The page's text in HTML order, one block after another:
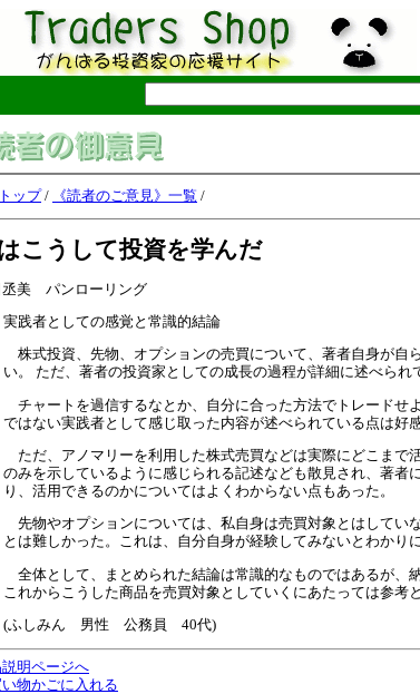
トップ/ 《読者のご意見》一覧 /
こうして投資を学んだ
丞美 パンローリング
実践者としての感覚と常識的結論
株式投資、先物、オプションの売買について、著者自身が自
い。 ただ、著者の投資家としての成長の過程が詳細に述べら
チャートを過信するなとか、自分に合った方法でトレードせ
ではない実践者として感じ取った内容が述べられている点は
ただ、アノマリーを利用した株式売買などは実際にどこまで
のみを示しているように感じられる記述なども散見され、著
り、活用できるのかについてはよくわからない点もあった。
先物やオプションについては、私自身は売買対象とはしてい
とは難しかった。これは、自分自身が経験してみないとわか
全体として、まとめられた結論は常識的なものではあるが、
これからこうした商品を売買対象としていくにあたっては参考
(ふしみん 男性 公務員 40代)
明ページへ
物かごに入れる